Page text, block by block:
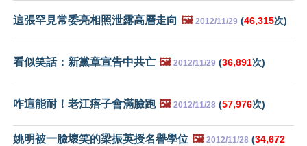
這張罕見常委亮相照泄露高層走向 🖼️ 2012/11/29 (46,315次)
看似笑話：新黨章宣告中共亡 🖼️ 2012/11/29 (36,891次)
咋這能耐！老江痦子會滿臉跑 🖼️ 2012/11/28 (57,976次)
姚明被一臉壞笑的梁振英授名譽學位 🖼️ 2012/11/28 (34,672